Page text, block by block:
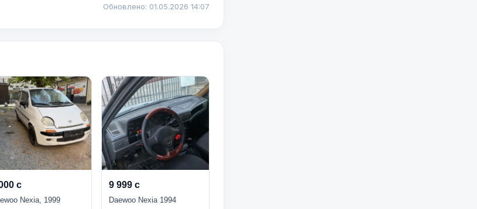
Обновлено: 01.05.2026 14:07
с
Nexia, 1999
9 999 с
Daewoo Nexia 1994